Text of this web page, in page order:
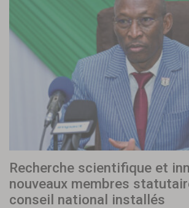
Recherche scientifique et
nouveaux membres
conseil national installés